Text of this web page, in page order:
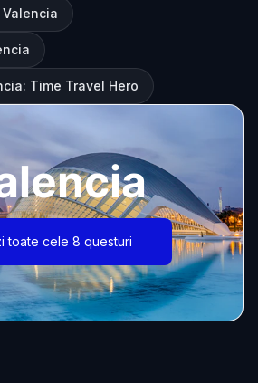
Time Travel Hero
toate cele 8 questuri